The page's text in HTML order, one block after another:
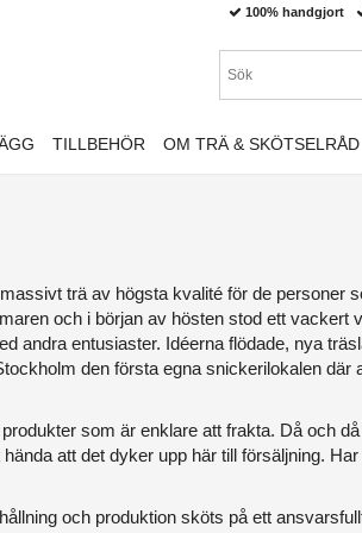
trä av högsta kvalité för de personer
och i början av hösten stod ett
andra entusiaster. Idéerna flödade, nya
den första egna snickerilokalen
som är enklare att frakta. Då och
att det dyker upp här till försäljning.
och produktion sköts på ett
100% handgjort
TILLBEHÖR OM TRÄ & SKÖTSELRÅD